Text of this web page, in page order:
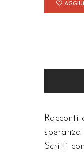
Racconti
Scritti